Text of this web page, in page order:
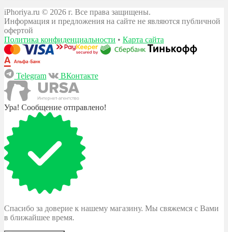
iPhoriya.ru © 2026 г. Все права защищены.
Информация и предложения на сайте не являются публичной
офертой
Политика конфиденциальности • Карта сайта
Telegram ВКонтакте
Ура! Сообщение отправлено!
Спасибо за доверие к нашему магазину. Мы свяжемся с Вами
в ближайшее время.